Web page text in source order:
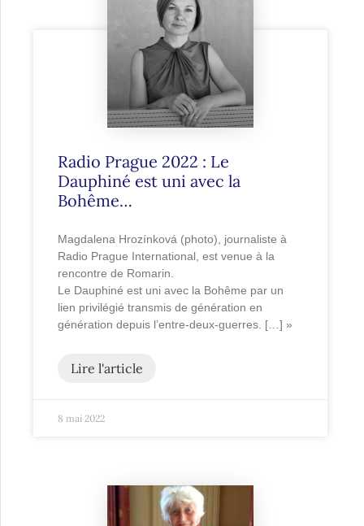
Radio Prague 2022 : Le
Dauphiné est uni avec la
Bohême…
Magdalena Hrozínková (photo), journaliste à
Radio Prague International, est venue à la
rencontre de Romarin.
Le Dauphiné est uni avec la Bohême par un
lien privilégié transmis de génération en
génération depuis l’entre-deux-guerres. […] »
Lire l'article
8 mai 2022